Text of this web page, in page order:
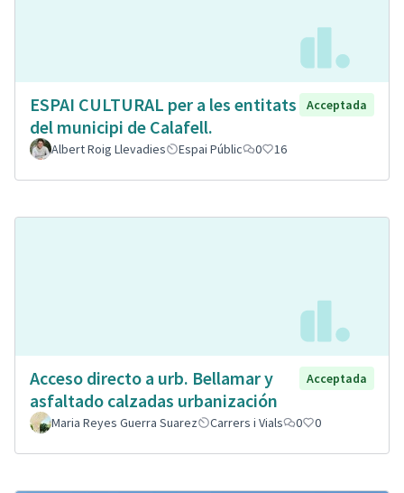
ESPAI CULTURAL per a les entitats
del municipi de Calafell.
Acceptada
Albert Roig Llevadies Espai Públic 0 16
Acceso directo a urb. Bellamar y
asfaltado calzadas urbanización
Acceptada
Maria Reyes Guerra Suarez Carrers i Vials 0 0